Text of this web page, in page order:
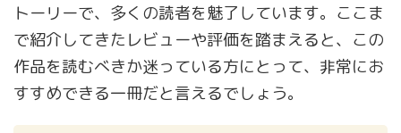
トーリーで、多くの読者を魅了しています。ここま
で紹介してきたレビューや評価を踏まえると、この
作品を読むべきか迷っている方にとって、非常にお
すすめできる一冊だと言えるでしょう。